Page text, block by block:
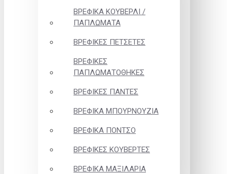
ΒΡΕΦΙΚΑ ΚΟΥΒΕΡΛΙ /
ΠΑΠΛΩΜΑΤΑ
ΒΡΕΦΙΚΕΣ ΠΕΤΣΕΤΕΣ
ΒΡΕΦΙΚΕΣ
ΠΑΠΛΩΜΑΤΟΘΗΚΕΣ
ΒΡΕΦΙΚΕΣ ΠΑΝΤΕΣ
ΒΡΕΦΙΚΑ ΜΠΟΥΡΝΟΥΖΙΑ
ΒΡΕΦΙΚΑ ΠΟΝΤΣΟ
ΒΡΕΦΙΚΕΣ ΚΟΥΒΕΡΤΕΣ
ΒΡΕΦΙΚΑ ΜΑΞΙΛΑΡΙΑ